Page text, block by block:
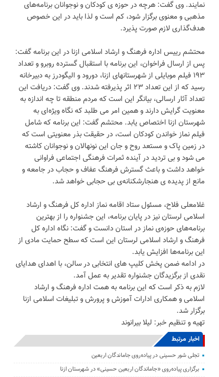
نمایند. وی گفت: هرچه در حوزه ی کودکان و نوجوانان برنامه‌های
مذهبی و معنوی برگزار شود، کم است و لذا باید در این خصوص
هدف‌گذاری لازم صورت پذیرد.
محتشم رییس اداره فرهنگ و ارشاد اسلامی ازنا در این برنامه گفت:
پس از ارسال فراخوان، این برنامه با استقبال گسترده روبرو و تعداد
۱۹۳ فیلم موبایلی از شهرستانهای ازنا، دورود و الیگودرز به دبیرخانه
رسید که از این تعداد ۲۳ اثر پذیرفته شدند. وی گفت: دریافت این
تعداد آثار ارسالی، بیانگر این است که مردم منطقه تا چه اندازه به
معنویت گرایش دارند و همین امر می طلبد که نگاه ویژه‌ای به
شهرستان ازنا اختصاص یابد. محتشم گفت: این برنامه که شامل
فیلم نماز خواندن کودکان است، در حقیقت بذر معنویتی است که
در زمین پاک و مستعد روح و جان این نونهالان و نوجوانان کاشته
می شود و بی تردید در آینده ثمرات فرهنگی اجتماعی فراوانی
خواهد داشت و باعث گسترش فرهنگ عفاف و حجاب در جامعه و
مانع از پدیده ی هنجارشکنانه‌ی بی حجابی خواهد شد.
غلامعلی فلاح، مسئول ستاد اقامه نماز اداره کل فرهنگ و ارشاد
اسلامی لرستان نیز در پایان برنامه، این جشنواره را از بهترین
برنامه‌های حوزه‌ی نماز در استان دانست و گفت: نگاه اداره کل
فرهنگ و ارشاد اسلامی لرستان این است که سطح حمایت مادی از
این برنامه‌ها افزایش یابد.
در ادامه ضمن پخش کلیپ های انتخابی در سالن، با اهدای هدایای
نقدی از برگزیدگان جشنواره تقدیر به عمل آمد.
لازم به ذکر است که این برنامه به همت اداره فرهنگ و ارشاد
اسلامی و همکاری ادارات آموزش و پرورش و تبلیغات اسلامی ازنا
برگزار شد.
تهیه و تنظیم خبر: لیلا بیرانوند
اخبار مرتبط
تجلی شور حسینی در پیاده‌روی جاماندگان اربعین
برگزاری پیاده‌روی «جاماندگان اربعین حسینی» در شهرستان ازنا